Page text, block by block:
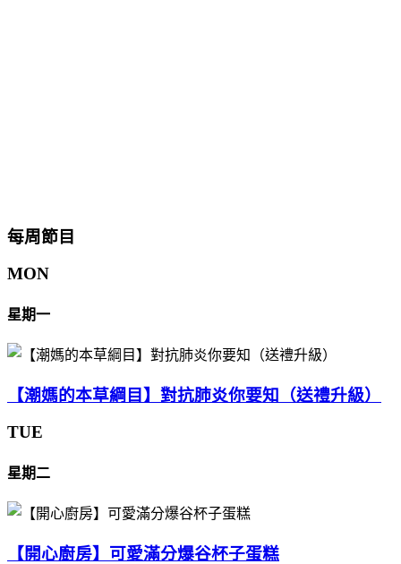
每周節目
MON
星期一
【潮媽的本草綱目】對抗肺炎你要知（送禮升級）
TUE
星期二
【開心廚房】可愛滿分爆谷杯子蛋糕